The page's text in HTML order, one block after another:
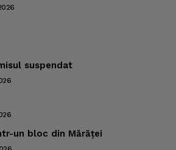
suspendat
un bloc din Mărăţei